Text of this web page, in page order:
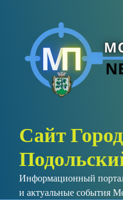
Сайт
Информационный
и актуальные события